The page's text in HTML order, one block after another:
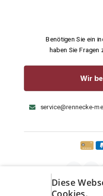
Benötigen Sie ein
haben Sie Fragen
Wir
service@rennecke-
Diese
Cookies.